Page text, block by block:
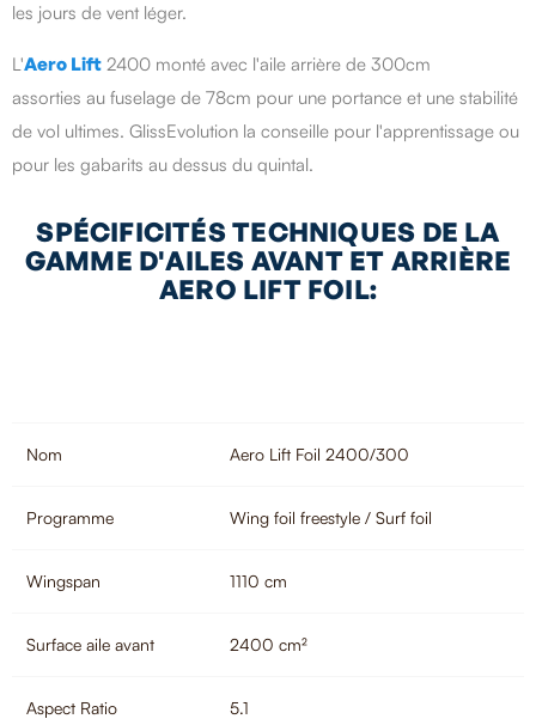
les jours de vent léger.
L'Aero Lift 2400 monté avec l'aile arrière de 300cm
assorties au fuselage de 78cm pour une portance et une stabilité
de vol ultimes. GlissEvolution la conseille pour l'apprentissage ou
pour les gabarits au dessus du quintal.
SPÉCIFICITÉS TECHNIQUES DE LA
GAMME D'AILES AVANT ET ARRIÈRE
AERO LIFT FOIL:
Nom Aero Lift Foil 2400/300
Programme Wing foil freestyle / Surf foil
Wingspan 1110 cm
Surface aile avant 2400 cm²
Aspect Ratio 5.1